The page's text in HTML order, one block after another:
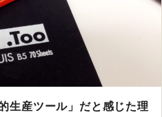
生産ツール」だと感じた理